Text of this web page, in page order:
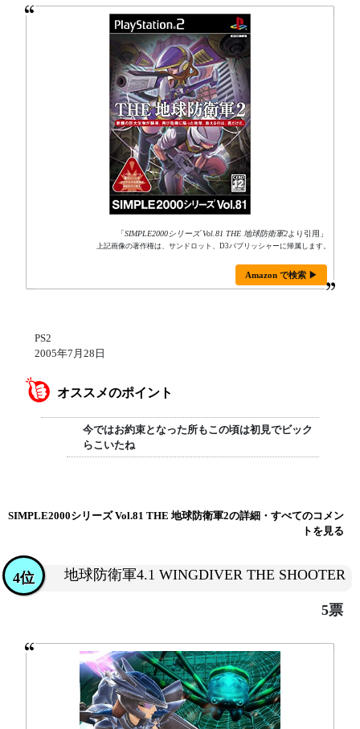
「SIMPLE2000シリーズ Vol.81 THE 地球防衛軍2より引用」
上記画像の著作権は、サンドロット、D3パブリッシャーに帰属します。
Amazon で検索 ▶
PS2
2005年7月28日
オススメのポイント
今ではお約束となった所もこの頃は初見でビック
らこいたね
SIMPLE2000シリーズ Vol.81 THE 地球防衛軍2の詳細・すべてのコメン
トを見る
地球防衛軍4.1 WINGDIVER THE SHOOTER
4位
5票